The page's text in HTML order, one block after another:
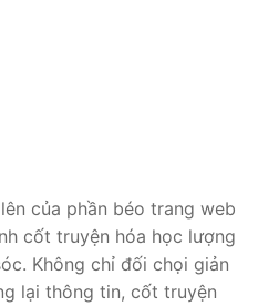
của phần béo trang web
cốt truyện hóa học lượng
Không chỉ đối chọi giản
lại thông tin, cốt truyện